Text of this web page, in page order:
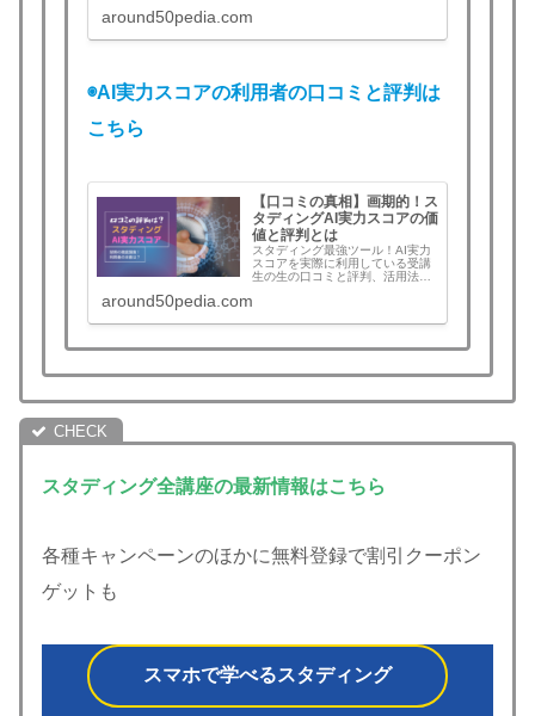
これ！スタディングAI実力スコア
判、判定の精度など徹底解説。※
企業診断士、宅建士、各種情報処
理技術者講座、ビジネス実務法務
around50pedia.com
◉AI実力スコアの利用者の口コミと評判は
こちら
【口コミの真相】画期的！ス
タディングAI実力スコアの価
値と評判とは
スタディング最強ツール！AI実力
スコアを実際に利用している受講
生の生の口コミと評判、活用法と
はいかに？中小企業診断士、宅建
ト、応用情報技術者、基本情報技
around50pedia.com
スタディング全講座の最新情報はこちら
各種キャンペーンのほかに無料登録で割引クーポン
ゲットも
スマホで学べるスタディング